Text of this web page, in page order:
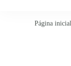
Página inicial